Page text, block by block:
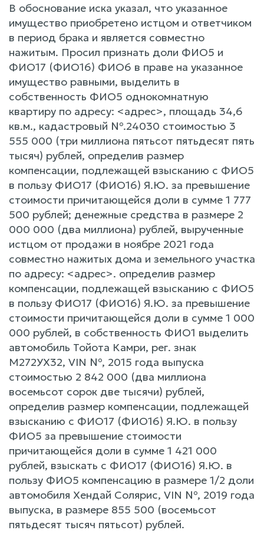
В обоснование иска указал, что указанное
имущество приобретено истцом и ответчиком
в период брака и является совместно
нажитым. Просил признать доли ФИО5 и
ФИО17 (ФИО16) ФИО6 в праве на указанное
имущество равными, выделить в
собственность ФИО5 однокомнатную
квартиру по адресу: <адрес>, площадь 34,6
кв.м., кадастровый №.24030 стоимостью 3
555 000 (три миллиона пятьсот пятьдесят пять
тысяч) рублей, определив размер
компенсации, подлежащей взысканию с ФИО5
в пользу ФИО17 (ФИО16) Я.Ю. за превышение
стоимости причитающейся доли в сумме 1 777
500 рублей; денежные средства в размере 2
000 000 (два миллиона) рублей, вырученные
истцом от продажи в ноябре 2021 года
совместно нажитых дома и земельного участка
по адресу: <адрес>. определив размер
компенсации, подлежащей взысканию с ФИО5
в пользу ФИО17 (ФИО16) Я.Ю. за превышение
стоимости причитающейся доли в сумме 1 000
000 рублей, в собственность ФИО1 выделить
автомобиль Тойота Камри, рег. знак
M272УX32, VIN №, 2015 года выпуска
стоимостью 2 842 000 (два миллиона
восемьсот сорок две тысячи) рублей,
определив размер компенсации, подлежащей
взысканию с ФИО17 (ФИО16) Я.Ю. в пользу
ФИО5 за превышение стоимости
причитающейся доли в сумме 1 421 000
рублей, взыскать с ФИО17 (ФИО16) Я.Ю. в
пользу ФИО5 компенсацию в размере 1/2 доли
автомобиля Хендай Солярис, VIN №, 2019 года
выпуска, в размере 855 500 (восемьсот
пятьдесят тысяч пятьсот) рублей.